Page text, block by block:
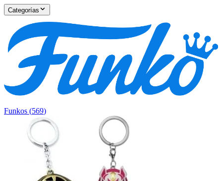
Categorías
Funkos (569)